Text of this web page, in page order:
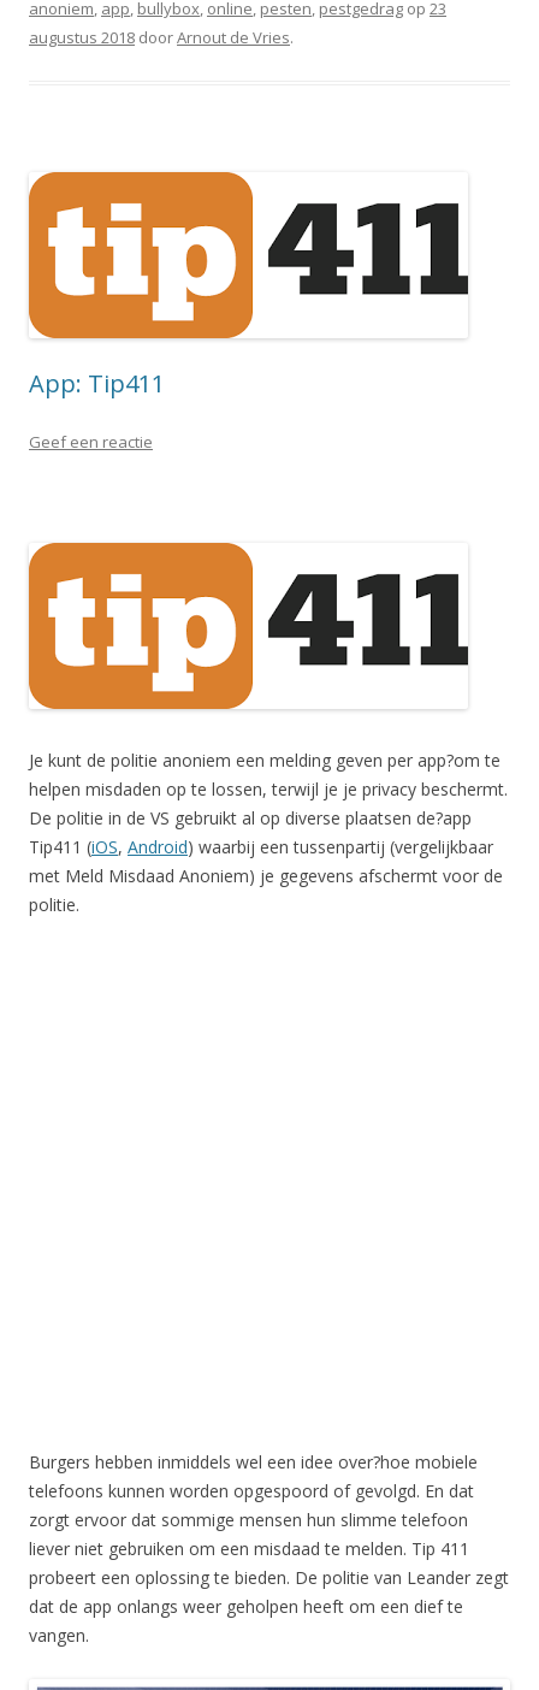
anoniem, app, bullybox, online, pesten, pestgedrag op 23
augustus 2018 doorArnout de Vries.
App: Tip411
Geef een reactie
Je kunt de politie anoniem een melding geven per app?om te
helpen misdaden op te lossen, terwijl je je privacy beschermt.
De politie in de VS gebruikt al op diverse plaatsen de?app
Tip411 (iOS, Android) waarbij een tussenpartij (vergelijkbaar
met Meld Misdaad Anoniem) je gegevens afschermt voor de
politie.
Burgers hebben inmiddels wel een idee over?hoe mobiele
telefoons kunnen worden opgespoord of gevolgd. En dat
zorgt ervoor dat sommige mensen hun slimme telefoon
liever niet gebruiken om een misdaad te melden. Tip 411
probeert een oplossing te bieden. De politie van Leander zegt
dat de app onlangs weer geholpen heeft om een dief te
vangen.